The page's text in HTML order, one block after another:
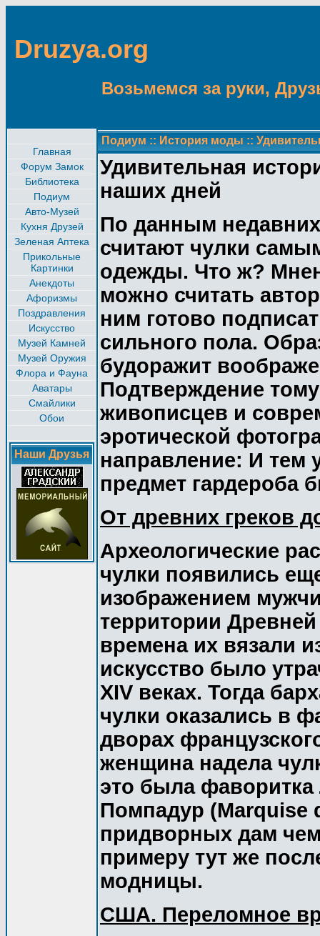
Druzya.org
Возьмемся за руки,
Главная
Форум Замок
Библиотека
Подиум
Авто-Музей
Кухня Друзей
Зеленая Аптека
Прикольные
Картинки
Анекдоты
Афоризмы
Поздравления
Искусство
Музей Камней
Музей Оружия
Флора и Фауна
Аватары
Смайлики
Обои
Наши Друзья
Подиум :: История моды ::
Удивительная
наших дней
По данным
считают чулки
одежды. Что ж?
можно считать
ним готово
сильного пола.
будоражит
Подтверждение
живописцев и
эротической
направление: И тем
предмет гардероба
От древних греков
Археологические
чулки появились
изображением
территории
времена их вязали
искусство было
XIV веках. Тогда
чулки оказались в
дворах
женщина надела
это была фаворитка
Помпадур (Marquise
придворных дам
примеру тут же
модницы.
США. Переломное